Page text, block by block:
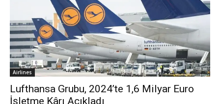
Airlines
Lufthansa Grubu, 2024’te 1,6 Milyar Euro
İşletme Kârı Açıkladı